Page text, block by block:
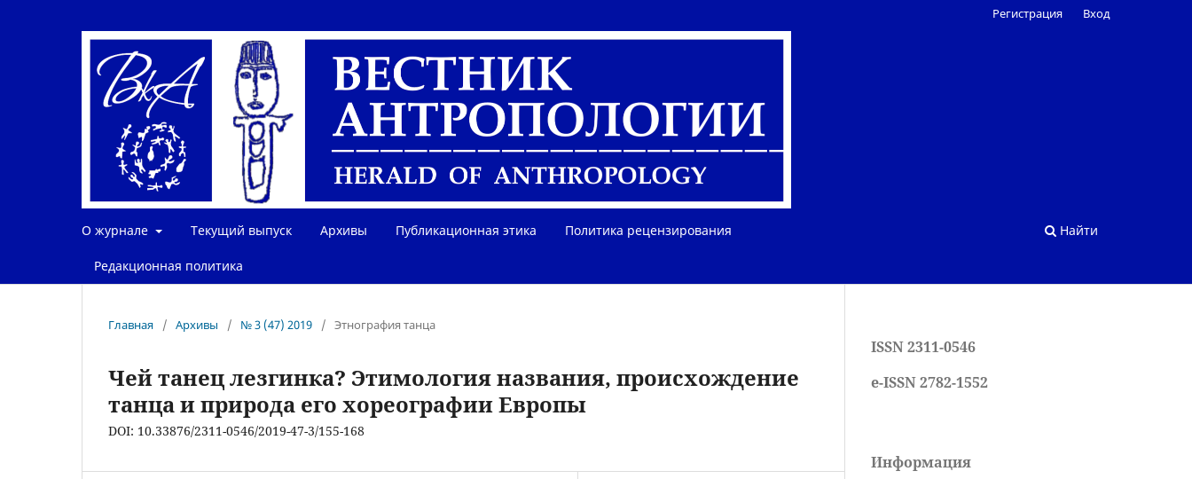
О журнале Текущий выпуск Архивы Публикационная этика Политика рецензирования
Редакционная политика
Найти
Регистрация Вход
Главная / Архивы / № 3 (47) 2019 / Этнография танца
Чей танец лезгинка? Этимология названия, происхождение
танца и природа его хореографии Европы
DOI: 10.33876/2311-0546/2019-47-3/155-168
ISSN 2311-0546
e-ISSN 2782-1552
Информация